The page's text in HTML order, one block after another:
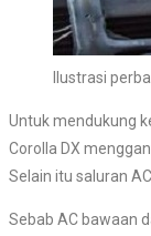
Ilustrasi
Untuk mendukung
Corolla DX
Selain itu saluran
Sebab AC bawaan